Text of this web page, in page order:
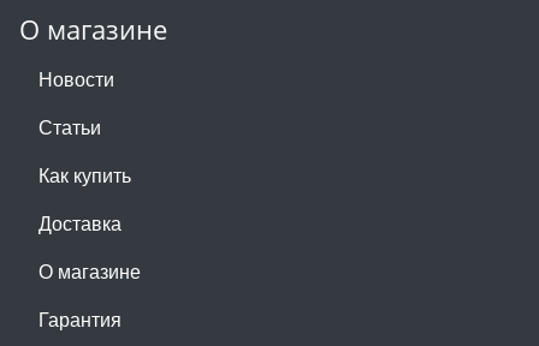
О магазине
Новости
Статьи
Как купить
Доставка
О магазине
Гарантия